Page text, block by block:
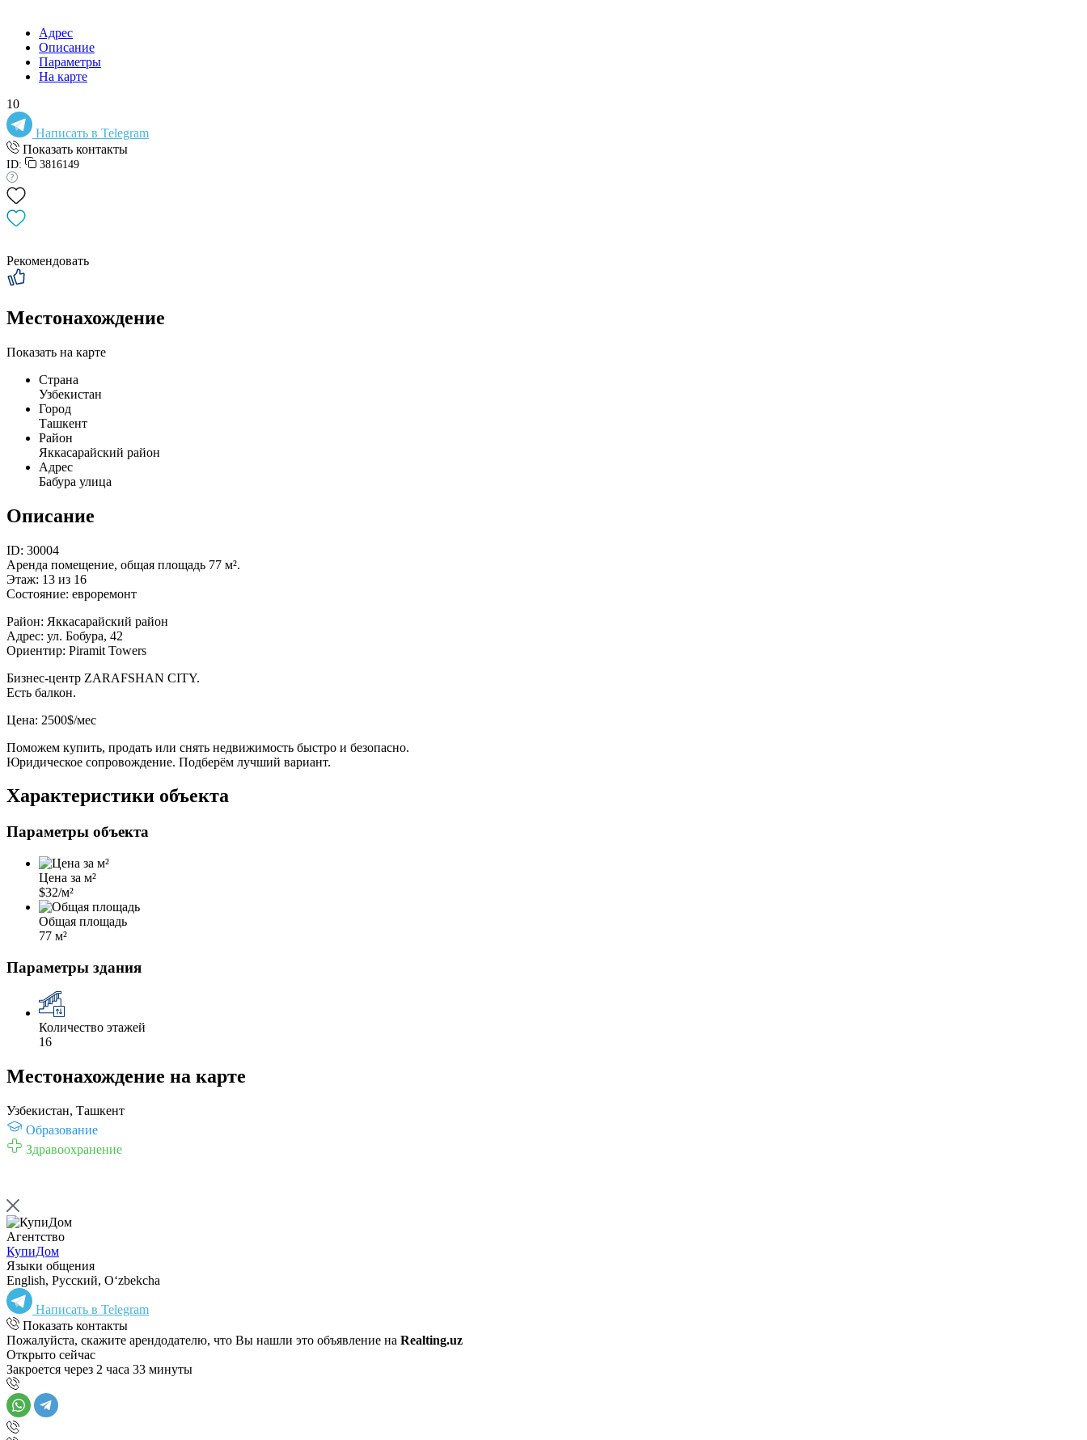
Адрес
Описание
Параметры
На карте
10
Написать в Telegram
Показать контакты
ID: 3816149
Рекомендовать
Местонахождение
Показать на карте
Страна
Узбекистан
Город
Ташкент
Район
Яккасарайский район
Адрес
Бабура улица
Описание
ID: 30004
Аренда помещение, общая площадь 77 м².
Этаж: 13 из 16
Состояние: евроремонт
Район: Яккасарайский район
Адрес: ул. Бобура, 42
Ориентир: Piramit Towers
Бизнес-центр ZARAFSHAN CITY.
Есть балкон.
Цена: 2500$/мес
Поможем купить, продать или снять недвижимость быстро и безопасно.
Юридическое сопровождение. Подберём лучший вариант.
Характеристики объекта
Параметры объекта
Цена за м²
$32/м²
Общая площадь
77 м²
Параметры здания
Количество этажей
16
Местонахождение на карте
Узбекистан, Ташкент
Образование
Здравоохранение
Агентство
КупиДом
Языки общения
English, Русский, Oʻzbekcha
Написать в Telegram
Показать контакты
Пожалуйста, скажите арендодателю, что Вы нашли это объявление на Realting.uz
Открыто сейчас
Закроется через 2 часа 33 минуты